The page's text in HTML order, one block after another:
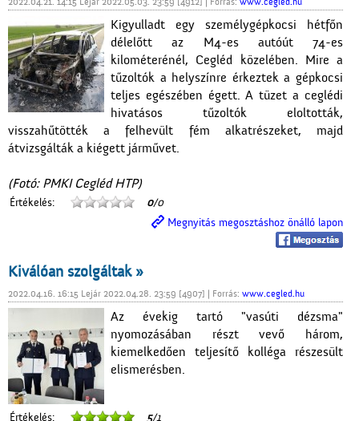
Kigyulladt egy személygépkocsi hétfőn
délelőtt az M4-es autóút 74-es
kilométerénél, Cegléd közelében. Mire a
tűzoltók a helyszínre érkeztek a gépkocsi
teljes egészében égett. A tüzet a ceglédi
hivatásos tűzoltók eloltották,
visszahűtötték a felhevült fém alkatrészeket, majd
átvizsgálták a kiégett járművet.
(Fotó: PMKI Cegléd HTP)
Értékelés: 0/0
Megnyitás megosztáshoz önálló lapon
Kiválóan szolgáltak »
2022.04.16. 16:15 Lejár 2022.04.28. 23:59 [4907] | Forrás: www.cegled.hu
Az évekig tartó "vasúti dézsma"
nyomozásában részt vevő három,
kiemelkedően teljesítő kolléga részesült
elismerésben.
Értékelés: 5/1